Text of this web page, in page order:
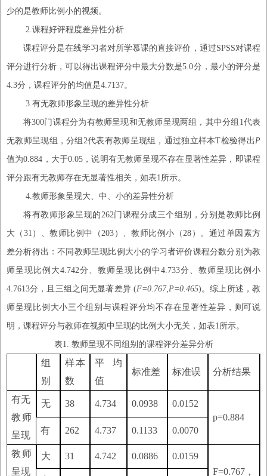
少的是教师比例小的视频。
2. 课程好评程度差异性分析
课程评分是在线学习者对所学慕课的直接评价，通过SPSS对课程
评分进行分析，可以得出课程评分中最大分数是5.0分，最小的评分是
4.3分，课程评分的均值是4.7137。
3. 有无教师形象呈现的差异性分析
将300门课程分为有教师呈现和无教师呈现两组，其中分组1代表
无教师呈现组，分组2代表有教师呈现组，通过独立样本T检验得出 P
值为0.884，大于0.05，说明有无教师呈现不存在显著性差异，即课程
评分跟有无教师存在无显著性相关，如表1所示。
4. 教师形象呈现大、中、小的差异性分析
将有教师形象呈现的 262门课程分成三个组别，分别是教师比例
大（31）、教师比例中（203）、教师比例小（28）。通过单因素方
差分析得出：不同教师呈现比例大小的学习者评价课程分数分别为教
师呈现比例大4.742分、教师呈现比例中4.733分、教师呈现比例小
4.7613分，且三组之间无显著差异 (F=0.767,P=0.465)。综上所述，教
师呈现比例大小三个组别与课程评分均不存在显著性差异，则可说
明，课程评分与教师在视频中呈现的比例大小无关，如表1所示。
表1 教师呈现不同组别的课程评分差异分析
组
别
样本
数
平均
值
标准差 标准误 分析结果
有无
教师
呈现
无 38 4.734 0.0938
0.0152
p=0.884
有
262 4.737 0.1133 0.0070
教师
呈现
大 31 4.742 0.0886
0.0159
F=0.767，